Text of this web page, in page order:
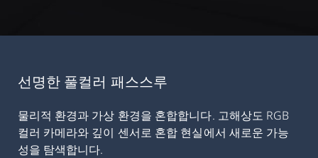
선명한 풀컬러 패스스루
물리적 환경과 가상 환경을 혼합합니다. 고해상도 RGB
컬러 카메라와 깊이 센서로 혼합 현실에서 새로운 가능
성을 탐색합니다.